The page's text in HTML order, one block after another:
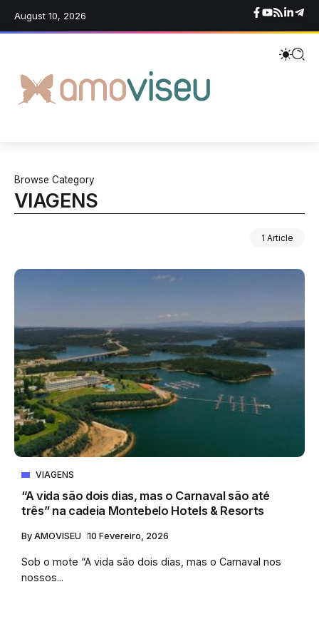
August 10, 2026
Browse Category
VIAGENS
1 Article
VIAGENS
“A vida são dois dias, mas o Carnaval são até
três” na cadeia Montebelo Hotels & Resorts
By AMOVISEU 10 Fevereiro, 2026
Sob o mote “A vida são dois dias, mas o Carnaval nos
nossos...